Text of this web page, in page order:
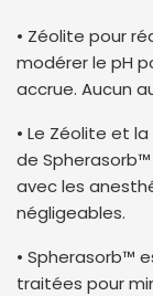
• Zéolite pour
modérer le pH
accrue. Aucun
• Le Zéolite et
de
avec les
négligeables.
• Spherasorb™
traitées pour